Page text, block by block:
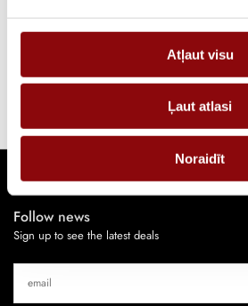
Atļaut visu
Ļaut atlasi
Noraidīt
View more
Follow news
Sign up to see the latest deals